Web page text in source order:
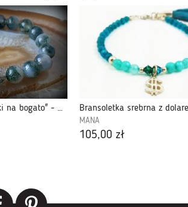
Kolekcja "bransoletki na bogato" - Nr 434 Bransoletka srebrna z
MANA
105,00 zł